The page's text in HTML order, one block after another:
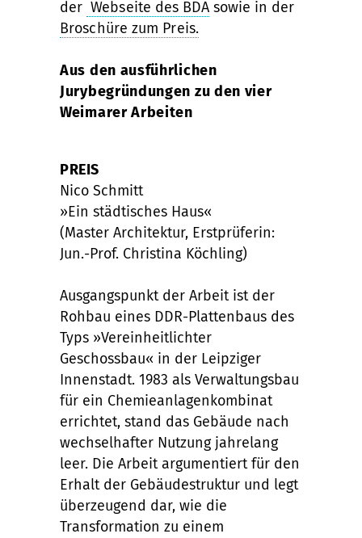
der Webseite des BDAsowie in der
Broschüre zum Preis.
Aus den ausführlichen
Jurybegründungen zu den vier
Weimarer Arbeiten
PREIS
Nico Schmitt
»Ein städtisches Haus«
(Master Architektur, Erstprüferin:
Jun.-Prof. Christina Köchling)
Ausgangspunkt der Arbeit ist der
Rohbau eines DDR-Plattenbaus des
Typs »Vereinheitlichter
Geschossbau« in der Leipziger
Innenstadt. 1983 als Verwaltungsbau
für ein Chemieanlagenkombinat
errichtet, stand das Gebäude nach
wechselhafter Nutzung jahrelang
leer. Die Arbeit argumentiert für den
Erhalt der Gebäudestruktur und legt
überzeugend dar, wie die
Transformation zu einem